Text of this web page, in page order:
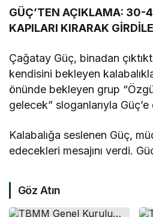
GÜÇ’TEN AÇIKLAMA: 30-
KAPILARI KIRARAK
Çağatay Güç, binadan
kendisini bekleyen
önünde bekleyen grup
gelecek” sloganlarıyla
Kalabalığa seslenen Güç,
edecekleri mesajını verdi.
Göz Atın